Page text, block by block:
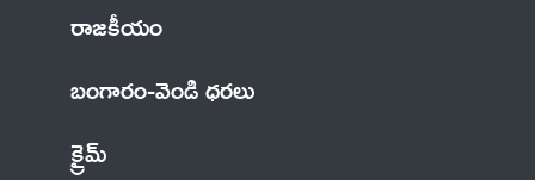
రాజకీయం
బంగారం-వెండి ధరలు
క్రైమ్